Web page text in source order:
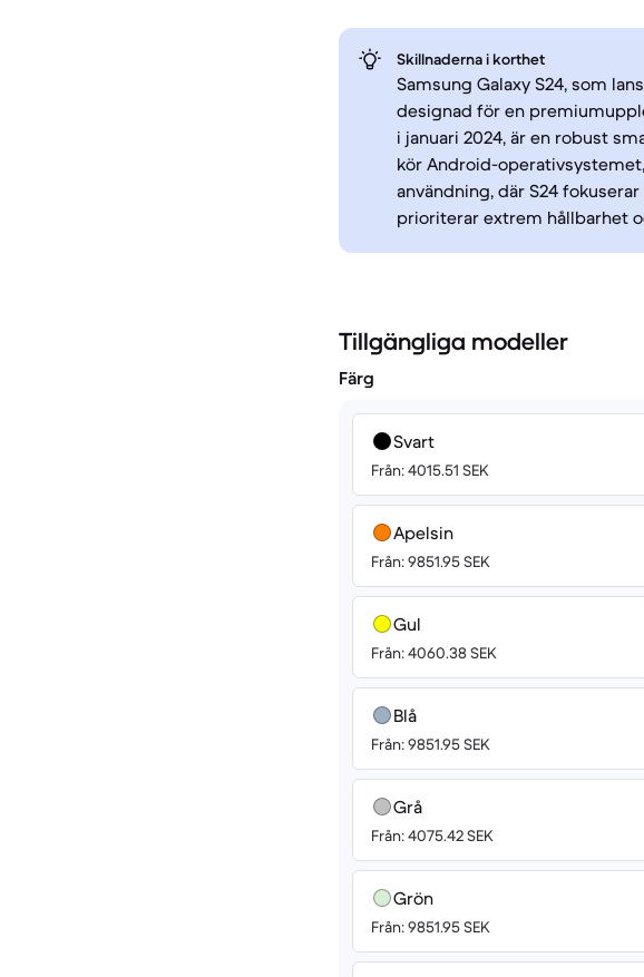
Skillnaderna i korthet
Samsung Galaxy S24, som
designad för en
i januari 2024, är en robust
kör Android-
användning, där S24
prioriterar extrem hållbarhet
Tillgängliga modeller
Färg
Svart
Från: 4015.51 SEK
Apelsin
Från: 9851.95 SEK
Gul
Från: 4060.38 SEK
Blå
Från: 9851.95 SEK
Grå
Från: 4075.42 SEK
Grön
Från: 9851.95 SEK